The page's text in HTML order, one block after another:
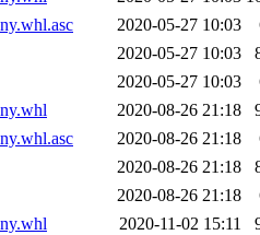
2020-05-27 10:03
2020-05-27 10:03
2020-05-27 10:03
2020-08-26 21:18
2020-08-26 21:18
2020-08-26 21:18
2020-08-26 21:18
2020-11-02 15:11